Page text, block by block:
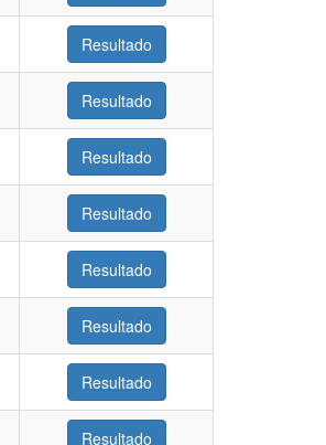
Resultado
Resultado
Resultado
Resultado
Resultado
Resultado
Resultado
Resultado